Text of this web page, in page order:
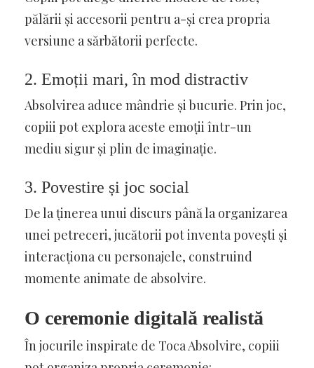
pălării și accesorii pentru a-și crea propria
versiune a sărbătorii perfecte.
2. Emoții mari, în mod distractiv
Absolvirea aduce mândrie și bucurie. Prin joc,
copiii pot explora aceste emoții într-un
mediu sigur și plin de imaginație.
3. Povestire și joc social
De la ținerea unui discurs până la organizarea
unei petreceri, jucătorii pot inventa povești și
interacționa cu personajele, construind
momente animate de absolvire.
O ceremonie digitală realistă
În jocurile inspirate de Toca Absolvire, copiii